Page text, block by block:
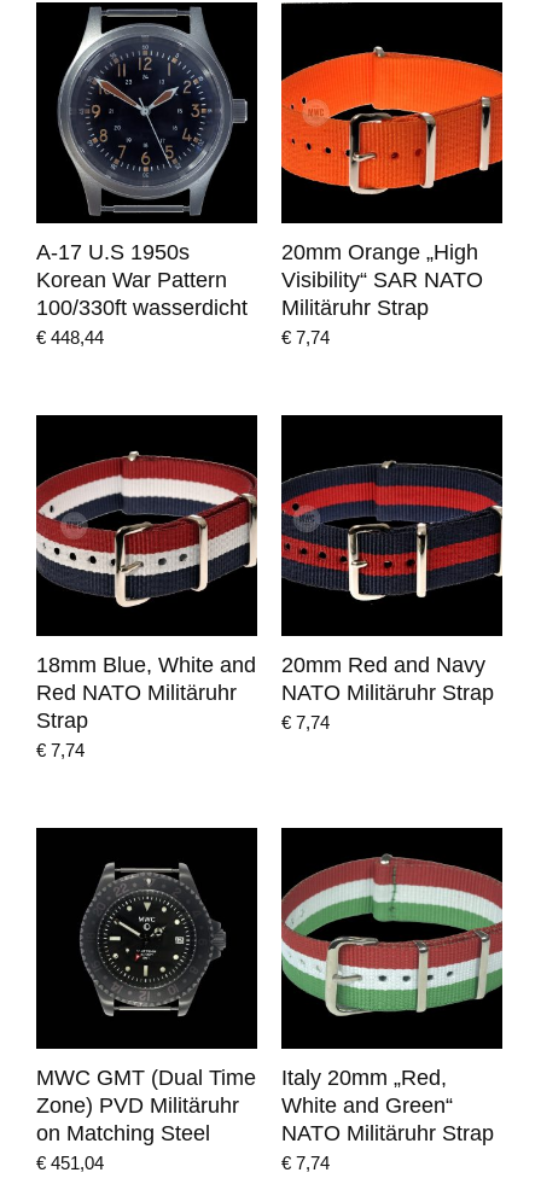
A-17 U.S 1950s
Korean War Pattern
100/330ft wasserdicht
€ 448,44
20mm Orange „High
Visibility“ SAR NATO
Militäruhr Strap
€ 7,74
18mm Blue, White and
Red NATO Militäruhr
Strap
€ 7,74
20mm Red and Navy
NATO Militäruhr Strap
€ 7,74
MWC GMT (Dual Time
Zone) PVD Militäruhr
on Matching Steel
€ 451,04
Italy 20mm „Red,
White and Green“
NATO Militäruhr Strap
€ 7,74